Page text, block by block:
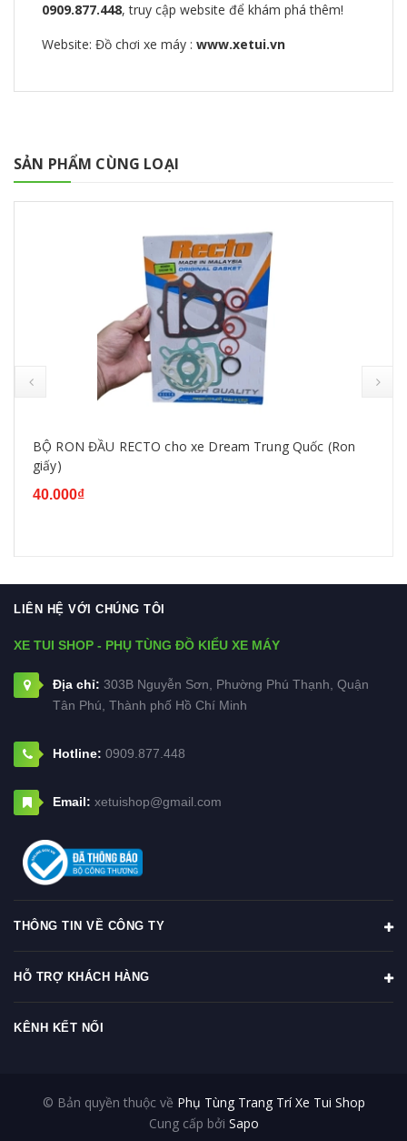
0909.877.448, truy cập website để khám phá thêm!
Website: Đồ chơi xe máy : www.xetui.vn
SẢN PHẨM CÙNG LOẠI
BỘ RON ĐẦU RECTO cho xe Dream Trung Quốc (Ron
giấy)
40.000₫
LIÊN HỆ VỚI CHÚNG TÔI
XE TUI SHOP - PHỤ TÙNG ĐỒ KIỂU XE MÁY
Địa chỉ: 303B Nguyễn Sơn, Phường Phú Thạnh, Quận
Tân Phú, Thành phố Hồ Chí Minh
Hotline: 0909.877.448
Email: xetuishop@gmail.com
THÔNG TIN VỀ CÔNG TY
HỖ TRỢ KHÁCH HÀNG
KÊNH KẾT NỐI
© Bản quyền thuộc về Phụ Tùng Trang Trí Xe Tui Shop
Cung cấp bởi Sapo